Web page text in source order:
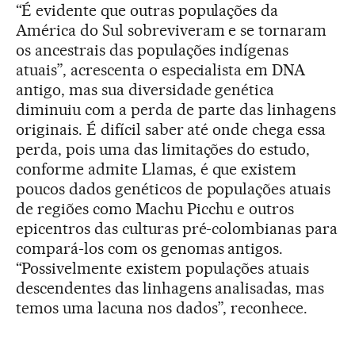
“É evidente que outras populações da
América do Sul sobreviveram e se tornaram
os ancestrais das populações indígenas
atuais”, acrescenta o especialista em DNA
antigo, mas sua diversidade genética
diminuiu com a perda de parte das linhagens
originais. É difícil saber até onde chega essa
perda, pois uma das limitações do estudo,
conforme admite Llamas, é que existem
poucos dados genéticos de populações atuais
de regiões como Machu Picchu e outros
epicentros das culturas pré-colombianas para
compará-los com os genomas antigos.
“Possivelmente existem populações atuais
descendentes das linhagens analisadas, mas
temos uma lacuna nos dados”, reconhece.